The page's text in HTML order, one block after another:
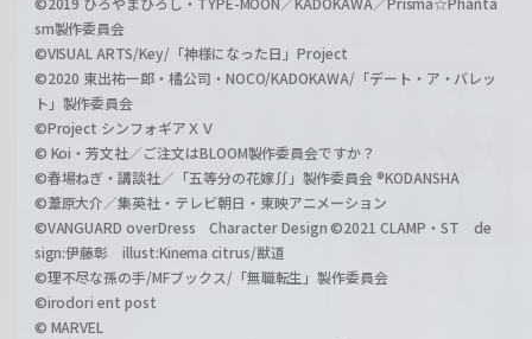
sm製作委員会
©VISUAL ARTS/Key/「神様になった日」Project
©2020 東出祐一郎・橘公司・NOCO/KADOKAWA/「デート・ア・バレッ
ト」製作委員会
©Project シンフォギアＸＶ
© Koi・芳文社／ご注文はBLOOM製作委員会ですか？
©春場ねぎ・講談社／「五等分の花嫁∬」製作委員会 ®KODANSHA
©葦原大介／集英社・テレビ朝日・東映アニメーション
©VANGUARD overDress Character Design ©2021 CLAMP・ST de
sign:伊藤彰 illust:Kinema citrus/獣道
©理不尽な孫の手/MFブックス/「無職転生」製作委員会
©irodori ent post
© MARVEL